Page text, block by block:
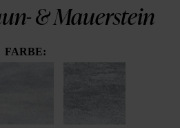
& Mauerstein
FARBE: